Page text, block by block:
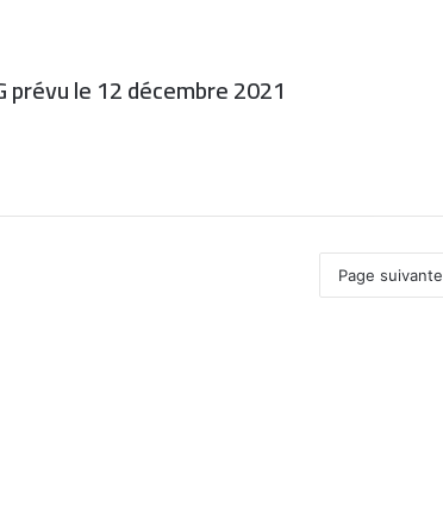
du parti au pouvoir PDG prévu le 12 décembre 2021
Page suivante